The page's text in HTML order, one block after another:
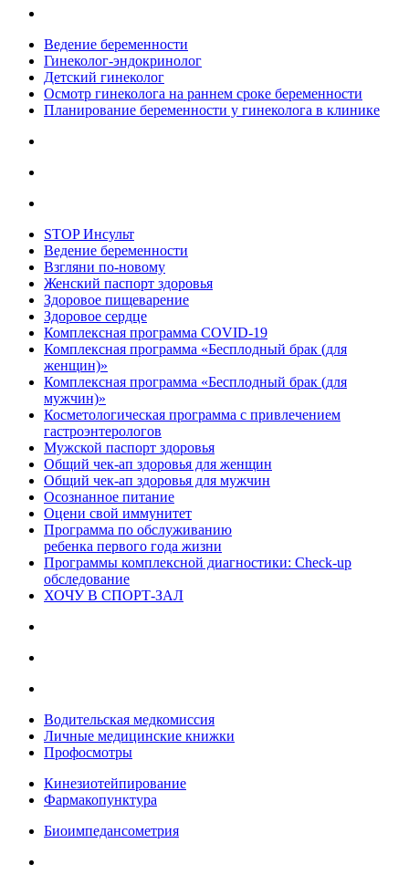
Ведение беременности
Гинеколог-эндокринолог
Детский гинеколог
Осмотр гинеколога на раннем сроке беременности
Планирование беременности у гинеколога в клинике
STOP Инсульт
Ведение беременности
Взгляни по-новому
Женский паспорт здоровья
Здоровое пищеварение
Здоровое сердце
Комплексная программа COVID-19
Комплексная программа «Бесплодный брак (для
женщин)»
Комплексная программа «Бесплодный брак (для
мужчин)»
Косметологическая программа с привлечением
гастроэнтерологов
Мужской паспорт здоровья
Общий чек-ап здоровья для женщин
Общий чек-ап здоровья для мужчин
Осознанное питание
Оцени свой иммунитет
Программа по обслуживанию
ребенка первого года жизни
Программы комплексной диагностики: Check-up
обследование
ХОЧУ В CПОРТ-ЗАЛ
Водительская медкомиссия
Личные медицинские книжки
Профосмотры
Кинезиотейпирование
Фармакопунктура
Биоимпедансометрия